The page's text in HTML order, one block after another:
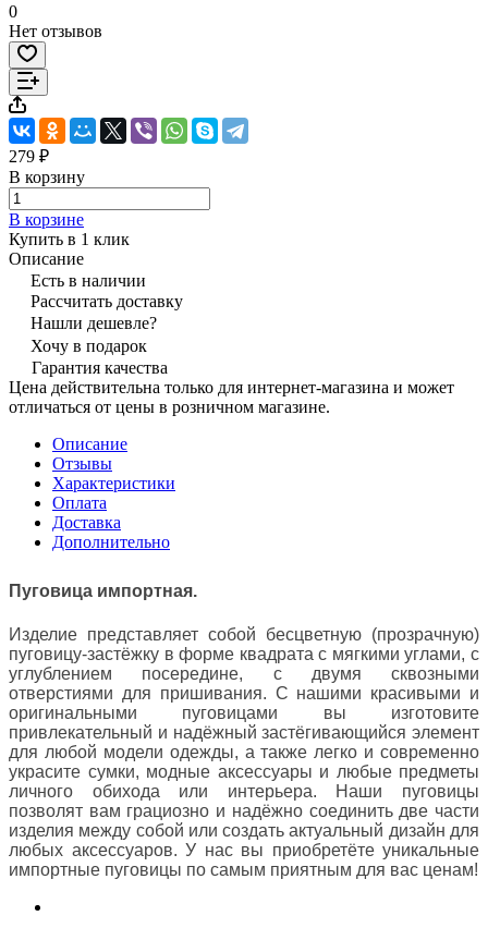
0
Нет отзывов
279 ₽
В корзину
В корзине
Купить в 1 клик
Описание
Есть в наличии
Рассчитать доставку
Нашли дешевле?
Хочу в подарок
Гарантия качества
Цена действительна только для интернет-магазина и может
отличаться от цены в розничном магазине.
Описание
Отзывы
Характеристики
Оплата
Доставка
Дополнительно
Пуговица импортная.
Изделие представляет собой бесцветную (прозрачную)
пуговицу-застёжку в форме квадрата с мягкими углами, с
углублением посередине, с двумя сквозными
отверстиями для пришивания. С нашими красивыми и
оригинальными пуговицами вы изготовите
привлекательный и надёжный застёгивающийся элемент
для любой модели одежды, а также легко и современно
украсите сумки, модные аксессуары и любые предметы
личного обихода или интерьера. Наши пуговицы
позволят вам грациозно и надёжно соединить две части
изделия между собой или создать актуальный дизайн для
любых аксессуаров. У нас вы приобретёте уникальные
импортные пуговицы по самым приятным для вас ценам!